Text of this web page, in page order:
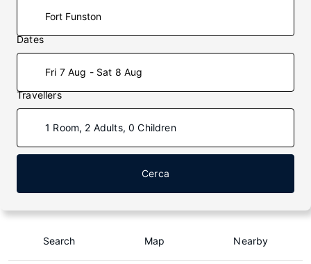
Dates
Fri 7 Aug - Sat 8 Aug
Travellers
1 Room, 2 Adults, 0 Children
Cerca
Search Map Nearby